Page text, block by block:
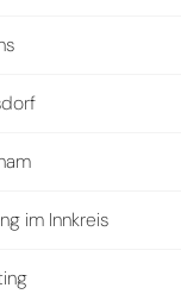
im Innkreis